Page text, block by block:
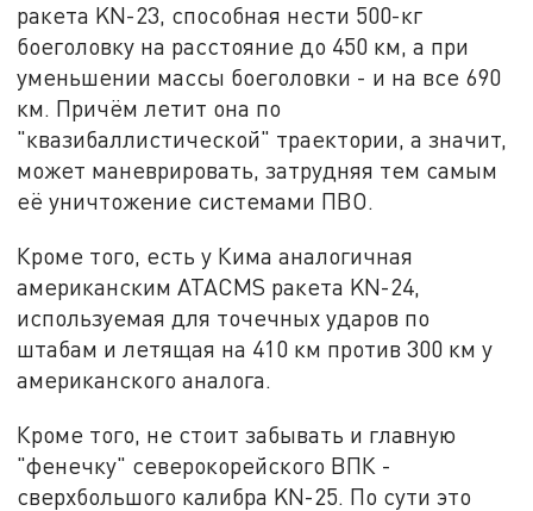
ракета KN-23, способная нести 500-кг
боеголовку на расстояние до 450 км, а при
уменьшении массы боеголовки - и на все 690
км. Причём летит она по
"квазибаллистической" траектории, а значит,
может маневрировать, затрудняя тем самым
её уничтожение системами ПВО.
Кроме того, есть у Кима аналогичная
американским ATACMS ракета KN-24,
используемая для точечных ударов по
штабам и летящая на 410 км против 300 км у
американского аналога.
Кроме того, не стоит забывать и главную
"фенечку" северокорейского ВПК -
сверхбольшого калибра KN-25. По сути это